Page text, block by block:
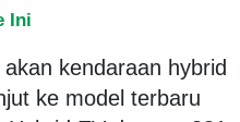
Ini
kendaraan hybrid
ke model terbaru